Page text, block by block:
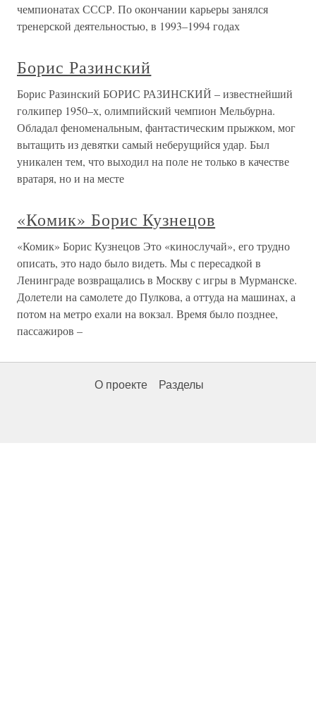
чемпионатах СССР. По окончании карьеры занялся
тренерской деятельностью, в 1993–1994 годах
Борис Разинский
Борис Разинский БОРИС РАЗИНСКИЙ – известнейший
голкипер 1950–х, олимпийский чемпион Мельбурна.
Обладал феноменальным, фантастическим прыжком, мог
вытащить из девятки самый неберущийся удар. Был
уникален тем, что выходил на поле не только в качестве
вратаря, но и на месте
«Комик» Борис Кузнецов
«Комик» Борис Кузнецов Это «кинослучай», его трудно
описать, это надо было видеть. Мы с пересадкой в
Ленинграде возвращались в Москву с игры в Мурманске.
Долетели на самолете до Пулкова, а оттуда на машинах, а
потом на метро ехали на вокзал. Время было позднее,
пассажиров –
О проекте Разделы